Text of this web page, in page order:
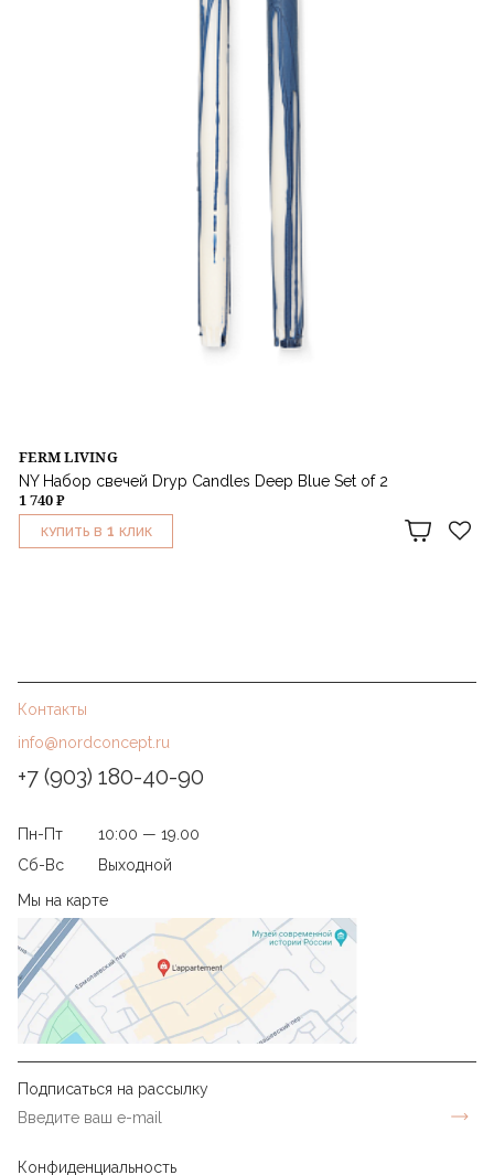
FERM LIVING
NY Набор свечей Dryp Candles Deep Blue Set of 2
1 740 ₽
КУПИТЬ В 1 КЛИК
Контакты
info@nordconcept.ru
+7 (903) 180-40-90
Пн-Пт
10:00 — 19.00
Сб-Вс
Выходной
Мы на карте
Подписаться на рассылку
Конфиденциальность